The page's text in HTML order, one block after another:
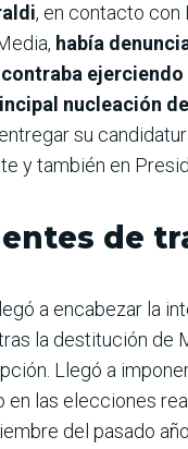
, en contacto con
había
ejerciendo
nucleación
su
y también en
de
a encabezar la
la destitución de
Llegó a
en las elecciones
del pasado